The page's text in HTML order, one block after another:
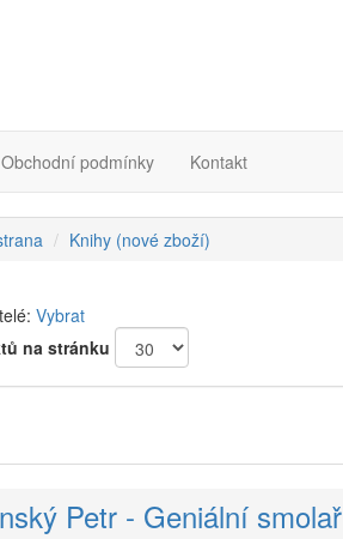
Obchodní podmínky Kontakt
Knihy (nové zboží)
Vybrat
na stránku
Petr - Geniální smolař